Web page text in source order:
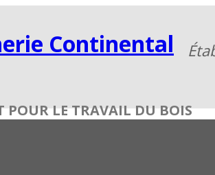
POUR LE TRAVAIL DU BOIS